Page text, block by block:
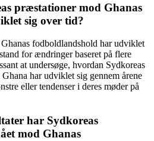
præstationer mod Ghanas
sig over tid?
fodboldlandshold har udviklet
for ændringer baseret på flere
at undersøge, hvordan Sydkoreas
har udviklet sig gennem årene
eller tendenser i deres møder på
har Sydkoreas
mod Ghanas